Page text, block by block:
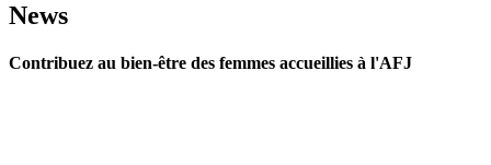
News
Contribuez au bien-être des femmes accueillies à l'AFJ